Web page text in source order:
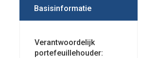
Basisinformatie
Verantwoordelijk
portefeuillehouder: